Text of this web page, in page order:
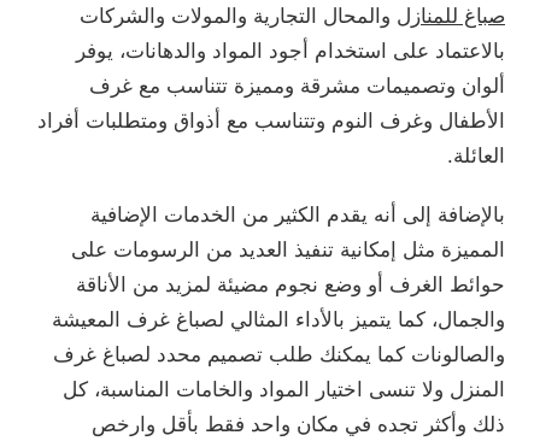
صباغ للمنازل والمحال التجارية والمولات والشركات
بالاعتماد على استخدام أجود المواد والدهانات، يوفر
ألوان وتصميمات مشرقة ومميزة تتناسب مع غرف
الأطفال وغرف النوم وتتناسب مع أذواق ومتطلبات أفراد
العائلة.
بالإضافة إلى أنه يقدم الكثير من الخدمات الإضافية
المميزة مثل إمكانية تنفيذ العديد من الرسومات على
حوائط الغرف أو وضع نجوم مضيئة لمزيد من الأناقة
والجمال، كما يتميز بالأداء المثالي لصباغ غرف المعيشة
والصالونات كما يمكنك طلب تصميم محدد لصباغ غرف
المنزل ولا تنسى اختيار المواد والخامات المناسبة، كل
ذلك وأكثر تجده في مكان واحد فقط بأقل وارخص